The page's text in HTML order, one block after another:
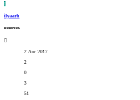
I
ilyaarh
новичок
2 Авг 2017
2
0
3
51